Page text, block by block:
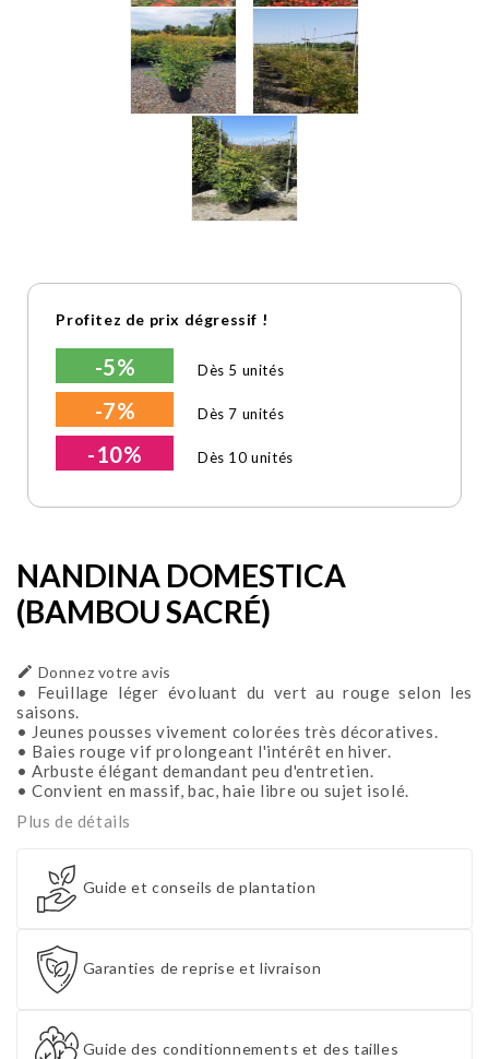
Profitez de prix dégressif !
-5% Dès 5 unités
-7% Dès 7 unités
-10% Dès 10 unités
NANDINA DOMESTICA
(BAMBOU SACRÉ)
 Donnez votre avis
• Feuillage léger évoluant du vert au rouge selon les
saisons.
• Jeunes pousses vivement colorées très décoratives.
• Baies rouge vif prolongeant l'intérêt en hiver.
• Arbuste élégant demandant peu d'entretien.
• Convient en massif, bac, haie libre ou sujet isolé.
Plus de détails
Guide et conseils de plantation
Garanties de reprise et livraison
Guide des conditionnements et des tailles